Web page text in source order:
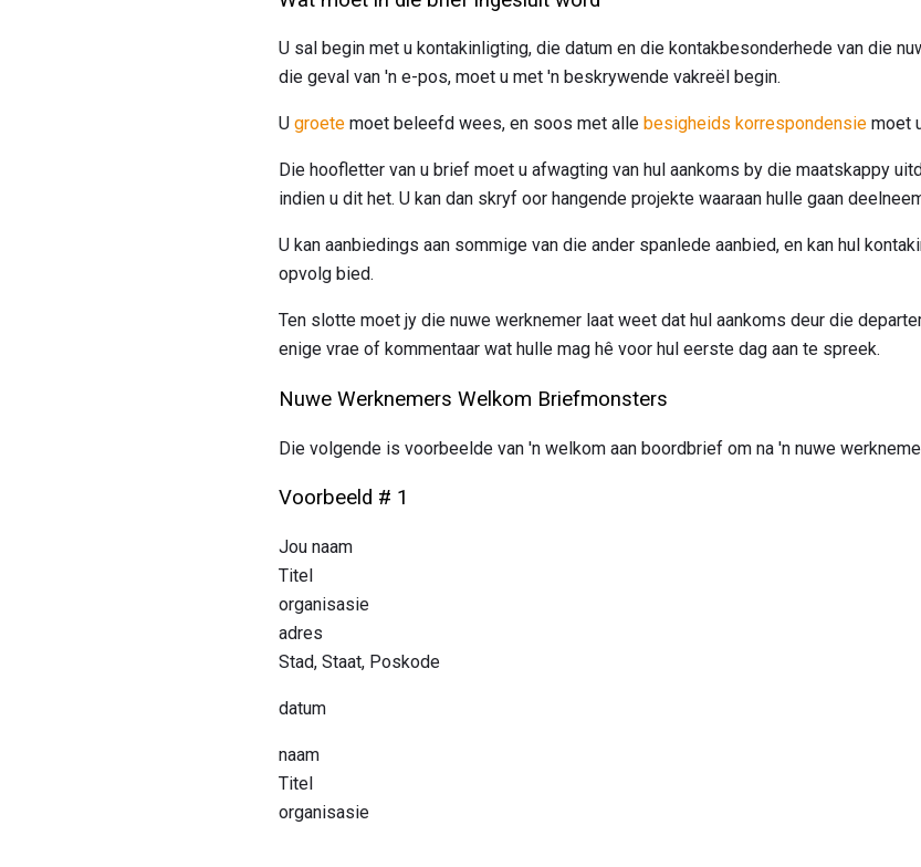
U sal begin met u kontakinligting, die datum en die kontakbesonderhede van die
die geval van 'n e-pos, moet u met 'n beskrywende vakreël begin.
U groete moet beleefd wees, en soos met alle besigheids korrespondensie moet
Die hoofletter van u brief moet u afwagting van hul aankoms by die maatskappy
indien u dit het. U kan dan skryf oor hangende projekte waaraan hulle gaan
U kan aanbiedings aan sommige van die ander spanlede aanbied, en kan hul
opvolg bied.
Ten slotte moet jy die nuwe werknemer laat weet dat hul aankoms deur die
enige vrae of kommentaar wat hulle mag hê voor hul eerste dag aan te spreek.
Nuwe Werknemers Welkom Briefmonsters
Die volgende is voorbeelde van 'n welkom aan boordbrief om na 'n nuwe
Voorbeeld # 1
Jou naam
Titel
organisasie
adres
Stad, Staat, Poskode
datum
naam
Titel
organisasie